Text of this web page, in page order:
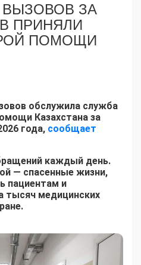
ЗА
ПРИНЯЛИ
ПОМОЩИ
обслужила служба
Казахстана за
года, сообщает
каждый день.
— спасенные жизни,
пациентам и
тысяч медицинских